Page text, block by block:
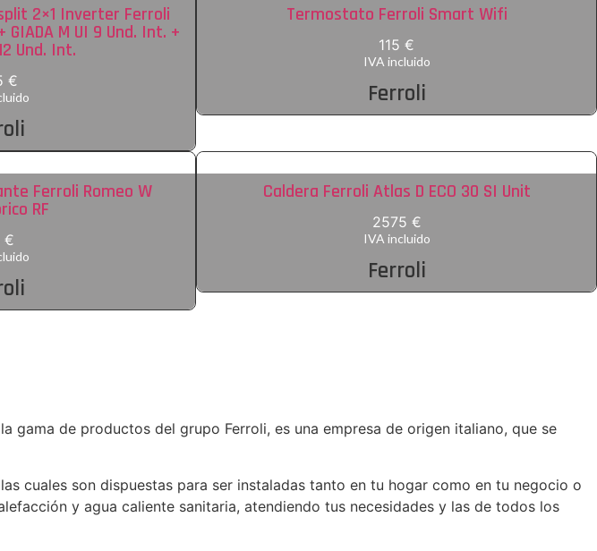
2×1 Inverter Ferroli
GIADA M UI 9 Und. Int. +
Und. Int.
€
Termostato Ferroli Smart Wifi
115 €
IVA incluido
Ferroli
Ferroli Romeo W
RF
€
Caldera Ferroli Atlas D ECO 30 SI Unit
2575 €
IVA incluido
Ferroli
gama de productos del grupo Ferroli, es una empresa de origen italiano, que se
cuales son dispuestas para ser instaladas tanto en tu hogar como en tu negocio o
y agua caliente sanitaria, atendiendo tus necesidades y las de todos los